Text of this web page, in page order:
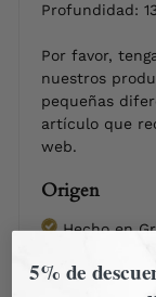
Profundidad:
Por favor,
nuestros
pequeñas
artículo que
web.
Origen
Hecho en
5% de